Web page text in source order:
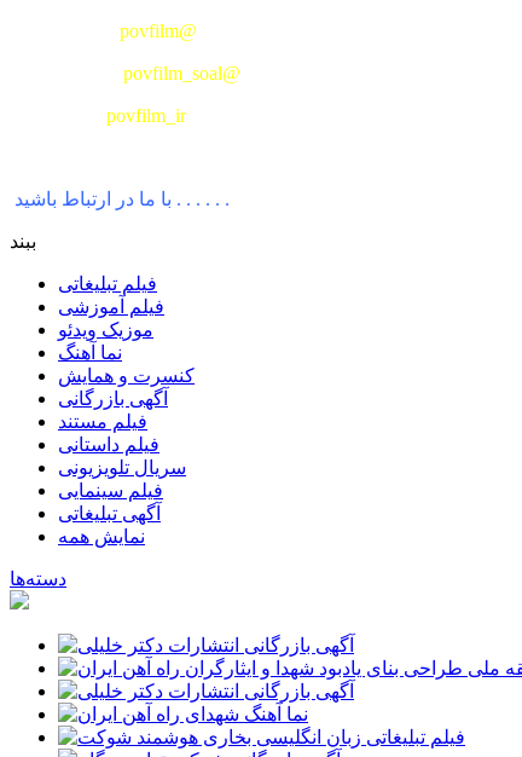
povfilm@
povfilm_soal@
povfilm_ir
با ما در ارتباط باشید . . . . . .
ببند
فیلم تبلیغاتی
فیلم آموزشی
موزیک ویدئو
نما آهنگ
کنسرت و همایش
آگهی بازرگانی
فیلم مستند
فیلم داستانی
سریال تلویزیونی
فیلم سینمایی
آگهی تبلیغاتی
نمایش همه
دسته‌ها